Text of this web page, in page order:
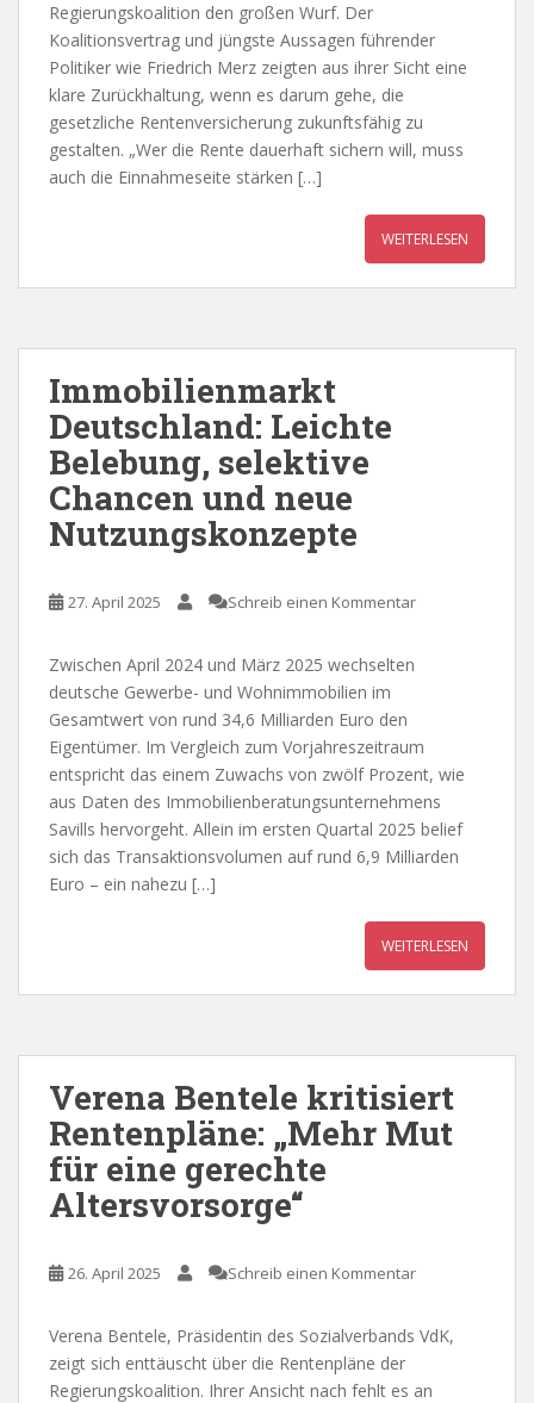
Regierungskoalition den großen Wurf. Der
Koalitionsvertrag und jüngste Aussagen führender
Politiker wie Friedrich Merz zeigten aus ihrer Sicht eine
klare Zurückhaltung, wenn es darum gehe, die
gesetzliche Rentenversicherung zukunftsfähig zu
gestalten. „Wer die Rente dauerhaft sichern will, muss
auch die Einnahmeseite stärken […]
WEITERLESEN
Immobilienmarkt
Deutschland: Leichte
Belebung, selektive
Chancen und neue
Nutzungskonzepte
27. April 2025 Schreib einen Kommentar
Zwischen April 2024 und März 2025 wechselten
deutsche Gewerbe- und Wohnimmobilien im
Gesamtwert von rund 34,6 Milliarden Euro den
Eigentümer. Im Vergleich zum Vorjahreszeitraum
entspricht das einem Zuwachs von zwölf Prozent, wie
aus Daten des Immobilienberatungsunternehmens
Savills hervorgeht. Allein im ersten Quartal 2025 belief
sich das Transaktionsvolumen auf rund 6,9 Milliarden
Euro – ein nahezu […]
WEITERLESEN
Verena Bentele kritisiert
Rentenpläne: „Mehr Mut
für eine gerechte
Altersvorsorge“
26. April 2025 Schreib einen Kommentar
Verena Bentele, Präsidentin des Sozialverbands VdK,
zeigt sich enttäuscht über die Rentenpläne der
Regierungskoalition. Ihrer Ansicht nach fehlt es an